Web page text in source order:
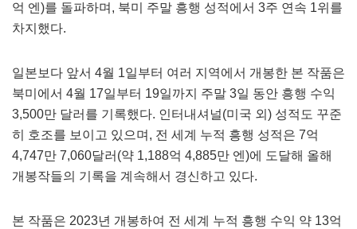
억 엔)를 돌파하며, 북미 주말 흥행 성적에서 3주 연속 1위를
차지했다.
일본보다 앞서 4월 1일부터 여러 지역에서 개봉한 본 작품은
북미에서 4월 17일부터 19일까지 주말 3일 동안 흥행 수익
3,500만 달러를 기록했다. 인터내셔널(미국 외) 성적도 꾸준
히 호조를 보이고 있으며, 전 세계 누적 흥행 성적은 7억
4,747만 7,060달러(약 1,188억 4,885만 엔)에 도달해 올해
개봉작들의 기록을 계속해서 경신하고 있다.
본 작품은 2023년 개봉하여 전 세계 누적 흥행 수익 약 13억